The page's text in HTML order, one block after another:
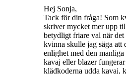
Hej Sonja,
Tack för din fråga! Som
skriver mycket mer upp
betydligt friare val när
kvinna skulle jag säga att
enlighet med den
kavaj eller blazer
klädkoderna udda kavaj,